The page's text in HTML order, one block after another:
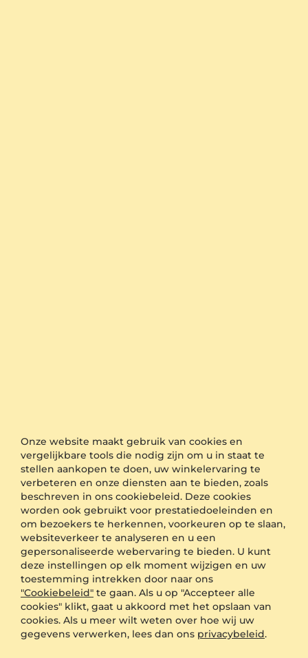
Onze website maakt gebruik van cookies en
vergelijkbare tools die nodig zijn om u in staat te
stellen aankopen te doen, uw winkelervaring te
verbeteren en onze diensten aan te bieden, zoals
beschreven in ons cookiebeleid. Deze cookies
worden ook gebruikt voor prestatiedoeleinden en
om bezoekers te herkennen, voorkeuren op te slaan,
websiteverkeer te analyseren en u een
gepersonaliseerde webervaring te bieden. U kunt
deze instellingen op elk moment wijzigen en uw
toestemming intrekken door naar ons
"Cookiebeleid" te gaan. Als u op "Accepteer alle
cookies" klikt, gaat u akkoord met het opslaan van
cookies. Als u meer wilt weten over hoe wij uw
gegevens verwerken, lees dan ons privacybeleid.